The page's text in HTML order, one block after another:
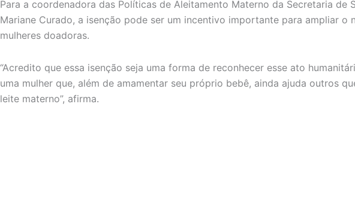
Para a coordenadora das Políticas de Aleitamento Materno da Secretaria de
Mariane Curado, a isenção pode ser um incentivo importante para ampliar o
mulheres doadoras.
“Acredito que essa isenção seja uma forma de reconhecer esse ato
uma mulher que, além de amamentar seu próprio bebê, ainda ajuda outros
leite materno”, afirma.